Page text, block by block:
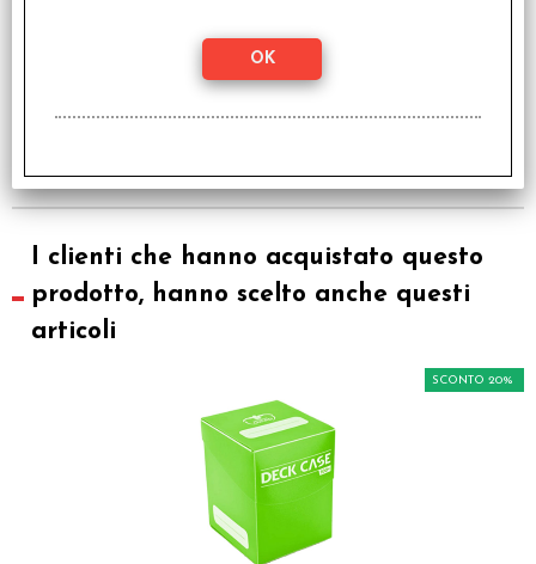
€2,40
I clienti che hanno acquistato questo
prodotto, hanno scelto anche questi
articoli
SCONTO 20%